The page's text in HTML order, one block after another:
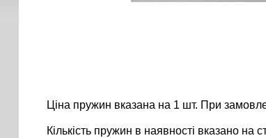
Ціна пружин вказана на 1 шт. При
Кількість пружин в наявності вказано на